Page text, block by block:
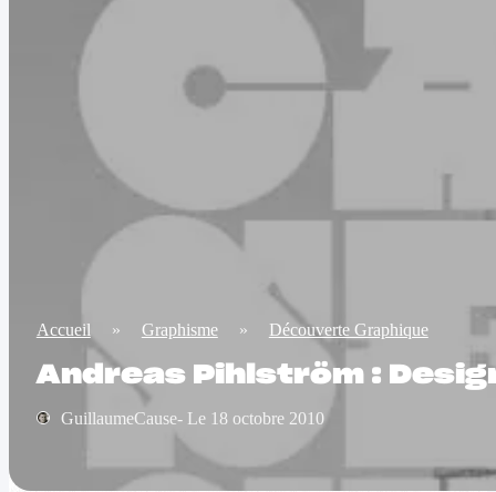
Accueil » Graphisme » Découverte Graphique
Andreas Pihlström :
GuillaumeCause- Le 18 octobre 2010